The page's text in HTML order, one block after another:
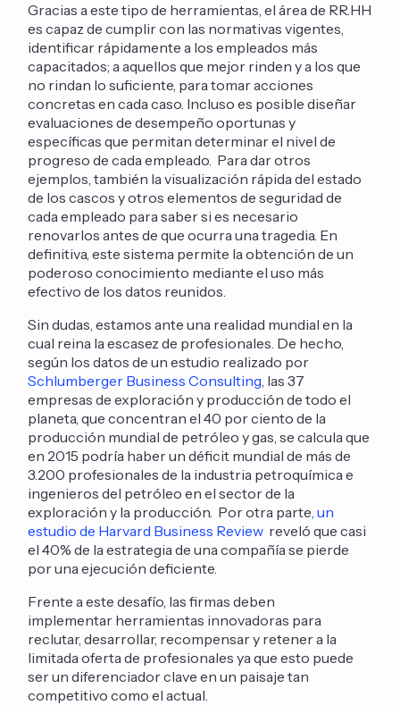
Gracias a este tipo de herramientas, el área de RR.HH
es capaz de cumplir con las normativas vigentes,
identificar rápidamente a los empleados más
capacitados; a aquellos que mejor rinden y a los que
no rindan lo suficiente, para tomar acciones
concretas en cada caso. Incluso es posible diseñar
evaluaciones de desempeño oportunas y
específicas que permitan determinar el nivel de
progreso de cada empleado. Para dar otros
ejemplos, también la visualización rápida del estado
de los cascos y otros elementos de seguridad de
cada empleado para saber si es necesario
renovarlos antes de que ocurra una tragedia. En
definitiva, este sistema permite la obtención de un
poderoso conocimiento mediante el uso más
efectivo de los datos reunidos.
Sin dudas, estamos ante una realidad mundial en la
cual reina la escasez de profesionales. De hecho,
según los datos de un estudio realizado por
Schlumberger Business Consulting, las 37
empresas de exploración y producción de todo el
planeta, que concentran el 40 por ciento de la
producción mundial de petróleo y gas, se calcula que
en 2015 podría haber un déficit mundial de más de
3.200 profesionales de la industria petroquímica e
ingenieros del petróleo en el sector de la
exploración y la producción. Por otra parte, un
estudio de Harvard Business Review reveló que casi
el 40% de la estrategia de una compañía se pierde
por una ejecución deficiente.
Frente a este desafío, las firmas deben
implementar herramientas innovadoras para
reclutar, desarrollar, recompensar y retener a la
limitada oferta de profesionales ya que esto puede
ser un diferenciador clave en un paisaje tan
competitivo como el actual.